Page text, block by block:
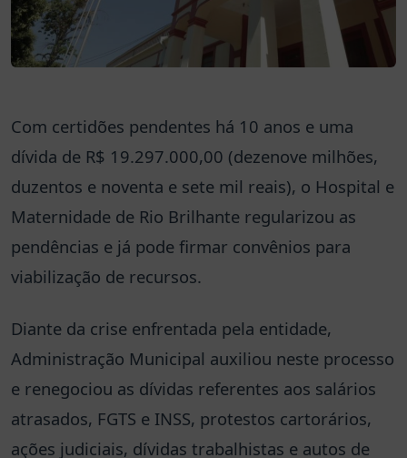
Com certidões pendentes há 10 anos e uma
dívida de R$ 19.297.000,00 (dezenove milhões,
duzentos e noventa e sete mil reais), o Hospital e
Maternidade de Rio Brilhante regularizou as
pendências e já pode firmar convênios para
viabilização de recursos.
Diante da crise enfrentada pela entidade,
Administração Municipal auxiliou neste processo
e renegociou as dívidas referentes aos salários
atrasados, FGTS e INSS, protestos cartorários,
ações judiciais, dívidas trabalhistas e autos de